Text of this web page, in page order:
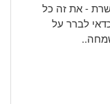
- את זה כל
לברר על